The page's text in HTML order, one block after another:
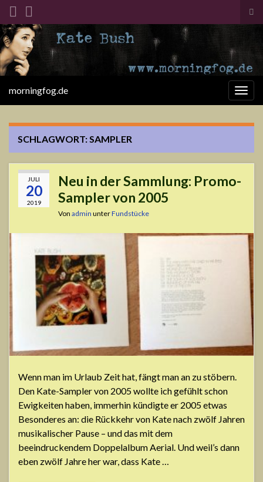
Search for:
morningfog.de
SCHLAGWORT:SAMPLER
JULI
20
2019
Neu in der Sammlung: Promo-
Sampler von 2005
Von admin unterFundstücke
Wenn man im Urlaub Zeit hat, fängt man an zu stöbern.
Den Kate-Sampler von 2005 wollte ich gefühlt schon
Ewigkeiten haben, immerhin kündigte er 2005 etwas
Besonderes an: die Rückkehr von Kate nach zwölf Jahren
musikalischer Pause – und das mit dem
beeindruckendem Doppelalbum Aerial. Und weil’s dann
eben zwölf Jahre her war, dass Kate …